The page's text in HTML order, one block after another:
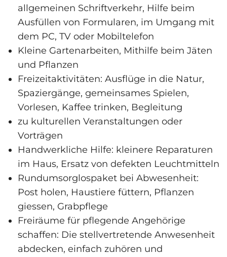
allgemeinen Schriftverkehr, Hilfe beim
Ausfüllen von Formularen, im Umgang mit
dem PC, TV oder Mobil­telefon
Kleine Gartenarbeiten, Mithilfe beim Jäten
und Pflanzen
Freizeitaktivitäten: Ausflüge in die Natur,
Spaziergänge, gemeinsames Spielen,
Vorlesen, Kaffee trinken, Begleitung
zu kulturellen Veranstaltungen oder
Vorträgen
Handwerkliche Hilfe: kleinere Reparaturen
im Haus, Ersatz von defekten Leucht­mitteln
Rundumsorglospaket bei Abwesenheit:
Post holen, Haustiere füttern, Pflanzen
giessen, Grabpflege
Freiräume für pflegende Angehörige
schaffen: Die stellvertretende Anwesenheit
abdecken, einfach zuhören und